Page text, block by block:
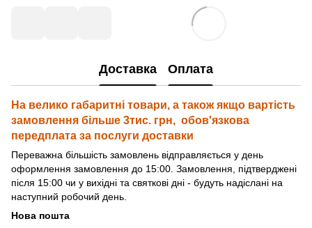
Доставка Оплата
На велико габаритні товари, а також якщо вартість
замовлення більше 3тис. грн, обов'язкова
передплата за послуги доставки
Переважна більшість замовлень відправляється у день
оформлення замовлення до 15:00. Замовлення, підтверджені
після 15:00 чи у вихідні та святкові дні - будуть надіслані на
наступний робочий день.
Нова пошта